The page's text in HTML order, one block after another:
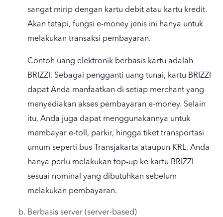
sangat mirip dengan kartu debit atau kartu kredit.
Akan tetapi, fungsi e-money jenis ini hanya untuk
melakukan transaksi pembayaran.
Contoh uang elektronik berbasis kartu adalah
BRIZZI. Sebagai pengganti uang tunai, kartu BRIZZI
dapat Anda manfaatkan di setiap merchant yang
menyediakan akses pembayaran e-money. Selain
itu, Anda juga dapat menggunakannya untuk
membayar e-toll, parkir, hingga tiket transportasi
umum seperti bus Transjakarta ataupun KRL. Anda
hanya perlu melakukan top-up ke kartu BRIZZI
sesuai nominal yang dibutuhkan sebelum
melakukan pembayaran.
Berbasis server (server-based)